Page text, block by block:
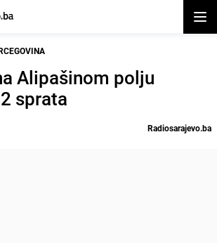
Alipašinom polju
sprata
Radiosarajevo.ba